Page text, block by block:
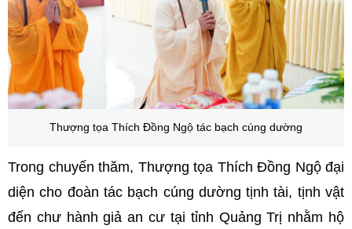
Thượng tọa Thích Đồng Ngộ tác bạch cúng dường
Trong chuyến thăm, Thượng tọa Thích Đồng Ngộ đại
diện cho đoàn tác bạch cúng dường tịnh tài, tịnh vật
đến chư hành giả an cư tại tỉnh Quảng Trị nhằm hộ